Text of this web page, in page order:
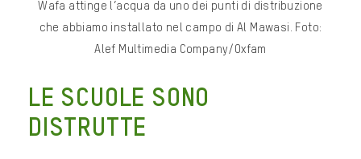
Wafa attinge l’acqua da uno dei punti di distribuzione
che abbiamo installato nel campo di Al Mawasi. Foto:
Alef Multimedia Company/Oxfam
LE SCUOLE SONO
DISTRUTTE